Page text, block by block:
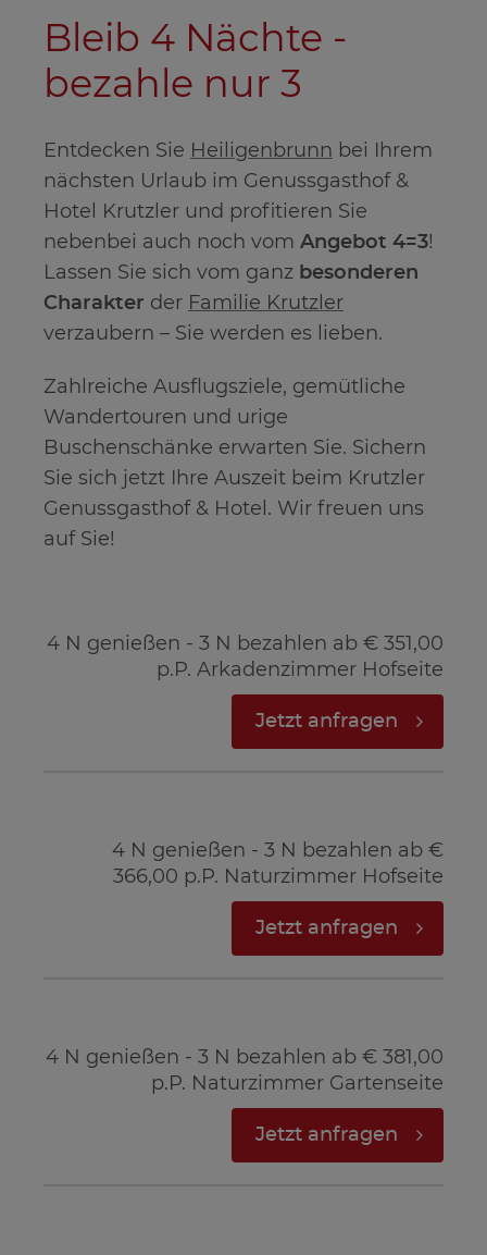
Bleib 4 Nächte -
bezahle nur 3
Entdecken Sie Heiligenbrunn bei Ihrem
nächsten Urlaub im Genussgasthof &
Hotel Krutzler und profitieren Sie
nebenbei auch noch vom Angebot 4=3!
Lassen Sie sich vom ganz besonderen
Charakter der Familie Krutzler
verzaubern – Sie werden es lieben.
Zahlreiche Ausflugsziele, gemütliche
Wandertouren und urige
Buschenschänke erwarten Sie. Sichern
Sie sich jetzt Ihre Auszeit beim Krutzler
Genussgasthof & Hotel. Wir freuen uns
auf Sie!
4 N genießen - 3 N bezahlen ab € 351,00
p.P. Arkadenzimmer Hofseite
Jetzt anfragen
4 N genießen - 3 N bezahlen ab €
366,00 p.P. Naturzimmer Hofseite
Jetzt anfragen
4 N genießen - 3 N bezahlen ab € 381,00
p.P. Naturzimmer Gartenseite
Jetzt anfragen